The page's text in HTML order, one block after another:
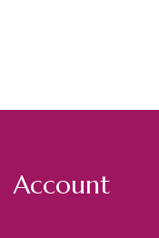
Account